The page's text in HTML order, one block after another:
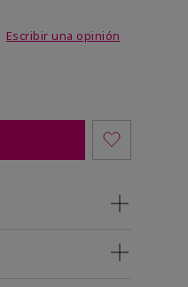
Escribir una opinión